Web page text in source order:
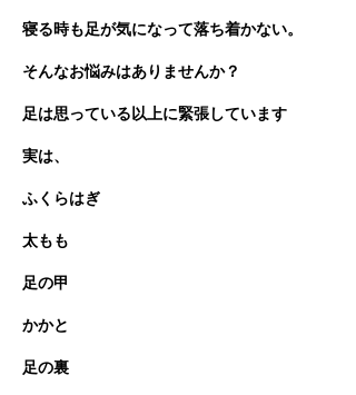
寝る時も足が気になって落ち着かない。
そんなお悩みはありませんか？
足は思っている以上に緊張しています
実は、
ふくらはぎ
太もも
足の甲
かかと
足の裏